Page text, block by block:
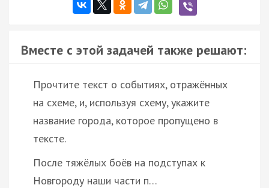
Вместе с этой задачей также решают:
Прочтите текст о событиях, отражённых
на схеме, и, используя схему, укажите
название города, которое пропущено в
тексте.
После тяжёлых боёв на подступах к
Новгороду наши части п…